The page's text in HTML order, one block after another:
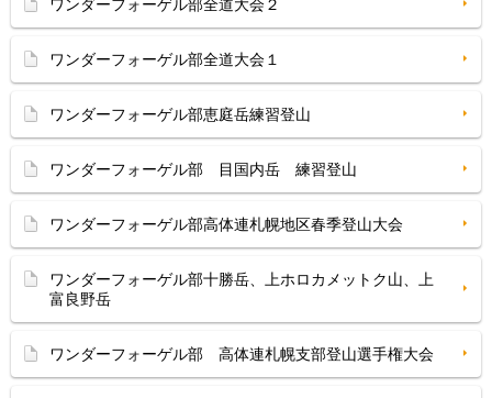
ワンダーフォーゲル部全道大会２
ワンダーフォーゲル部全道大会１
ワンダーフォーゲル部恵庭岳練習登山
ワンダーフォーゲル部 目国内岳 練習登山
ワンダーフォーゲル部高体連札幌地区春季登山大会
ワンダーフォーゲル部十勝岳、上ホロカメットク山、上
富良野岳
ワンダーフォーゲル部 高体連札幌支部登山選手権大会